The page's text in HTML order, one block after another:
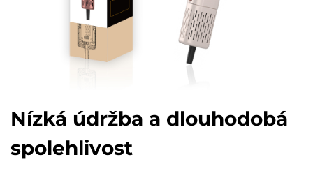
Nízká údržba a dlouhodobá
spolehlivost